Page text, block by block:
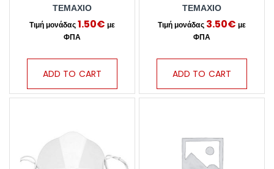
ΤΕΜΆΧΙΟ
1.50€
ADD TO CART
ΤΕΜΆΧΙΟ
3.50€
ADD TO CART